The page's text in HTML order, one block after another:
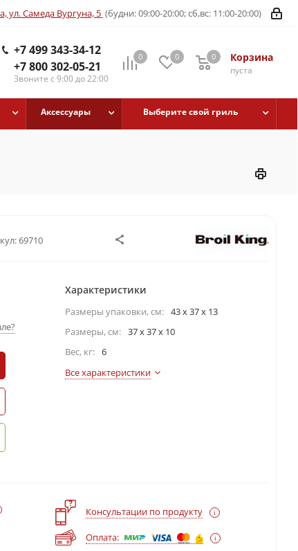
ул. Самеда Вургуна, 5 (будни: 09:00-20:00; сб,вс: 11:00-20:00)
+7 499 343-34-12
+7 800 302-05-21
Звоните с 9:00 до 22:00
0 0 Корзина
пуста
0
Аксессуары Выберите свой гриль
69710
Характеристики
Размеры упаковки, cм: 43 х 37 х 13
Размеры, см: 37 x 37 x 10
Вес, кг: 6
Все характеристики
?
Консультации по продукту
Оплата: